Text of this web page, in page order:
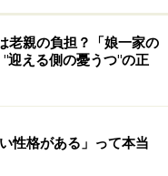
を与えています
く、与えあうもの
老親の負担？「娘一家の
える側の憂うつ"の正
性格がある」って本当